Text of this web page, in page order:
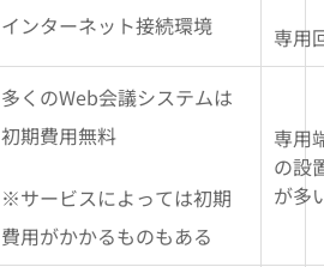
インターネット接続環境 専用
多くのWeb会議システムは
初期費用無料
※サービスによっては初期
費用がかかるものもある
専用
の設
が多